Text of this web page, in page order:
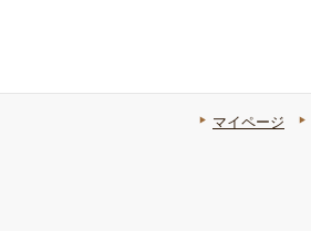
マイページ